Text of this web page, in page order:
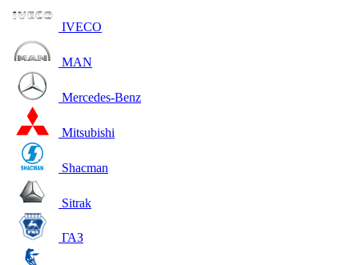
IVECO
MAN
Mercedes-Benz
Mitsubishi
Shacman
Sitrak
ГАЗ